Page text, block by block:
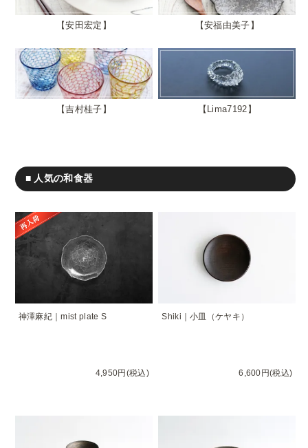
安田宏定 安福由美子
吉村桂子 Lima7192
■ 人気の和食器
神澤麻紀｜mist plate S
4,950円(税込)
Shiki｜小皿（ケヤキ）
6,600円(税込)